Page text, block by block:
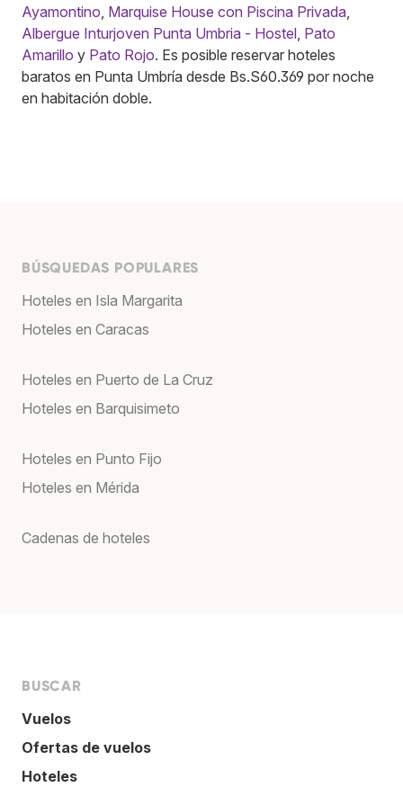
Ayamontino Marquise House con Piscina Privada
Albergue Inturjoven Punta Umbria - Hostel Pato
Amarillo y Pato Rojo. Es posible reservar hoteles
baratos en Punta Umbría desde Bs.S60.369 por noche
en habitación doble.
BÚSQUEDAS POPULARES
Hoteles en Isla Margarita
Hoteles en Caracas
Hoteles en Puerto de La Cruz
Hoteles en Barquisimeto
Hoteles en Punto Fijo
Hoteles en Mérida
Cadenas de hoteles
BUSCAR
Vuelos
Ofertas de vuelos
Hoteles